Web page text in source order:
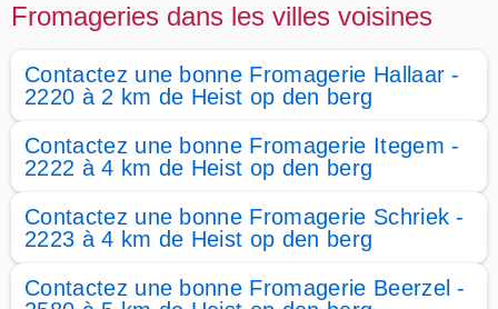
Fromageries dans les villes voisines
Contactez une bonne Fromagerie Hallaar -
2220 à 2 km de Heist op den berg
Contactez une bonne Fromagerie Itegem -
2222 à 4 km de Heist op den berg
Contactez une bonne Fromagerie Schriek -
2223 à 4 km de Heist op den berg
Contactez une bonne Fromagerie Beerzel -